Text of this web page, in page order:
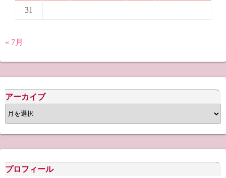
31
« 7月
アーカイブ
ア
ー
カ
イ
ブ
プロフィール